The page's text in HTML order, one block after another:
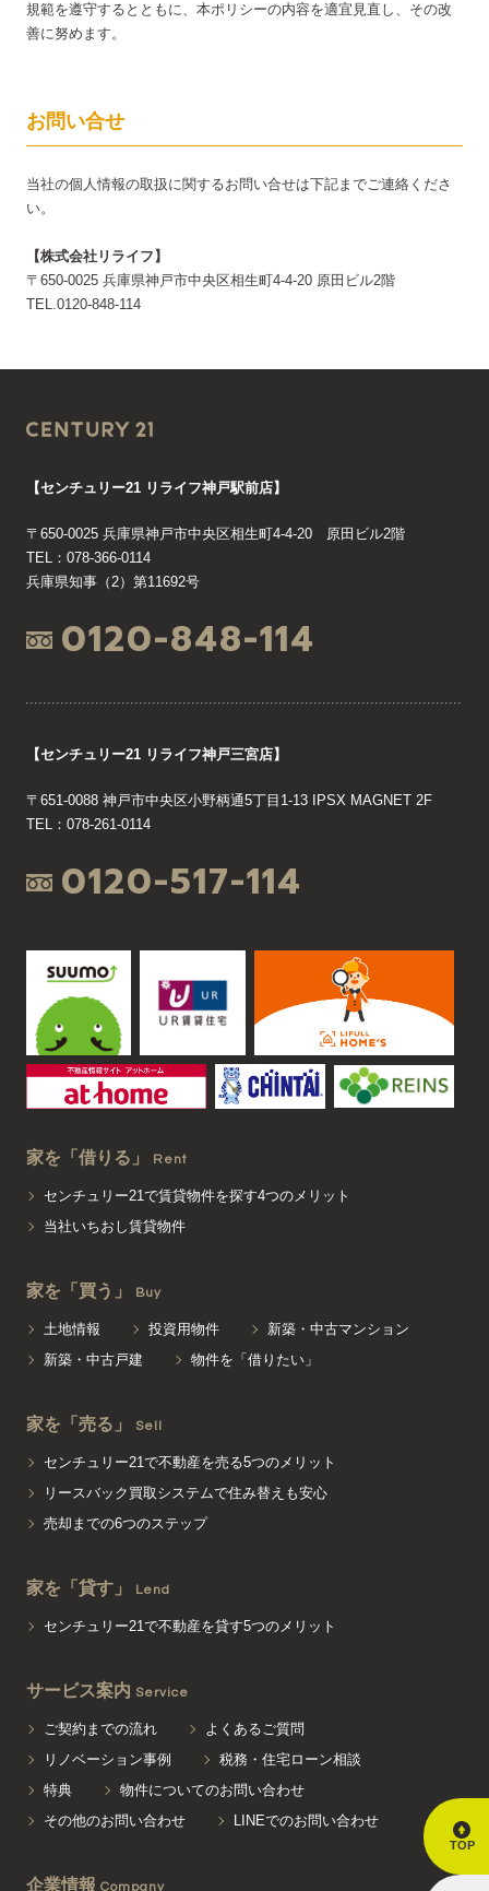
規範を遵守するとともに、本ポリシーの内容を適宜見直し、その改
善に努めます。
お問い合せ
当社の個人情報の取扱に関するお問い合せは下記までご連絡くださ
い。
【株式会社リライフ】
〒650-0025 兵庫県神戸市中央区相生町4-4-20 原田ビル2階
TEL.0120-848-114
TOP
【センチュリー21 リライフ神戸駅前店】
〒650-0025 兵庫県神戸市中央区相生町4-4-20 原田ビル2階
TEL：078-366-0114
兵庫県知事（2）第11692号
0120-848-114
【センチュリー21 リライフ神戸三宮店】
〒651-0088 神戸市中央区小野柄通5丁目1-13 IPSX MAGNET 2F
TEL：078-261-0114
0120-517-114
家を「借りる」 Rent
センチュリー21で賃貸物件を探す4つのメリット
当社いちおし賃貸物件
家を「買う」 Buy
土地情報 投資用物件
新築・中古マンション
新築・中古戸建
物件を「借りたい」
家を「売る」 Sell
センチュリー21で不動産を売る5つのメリット
リースバック買取システムで住み替えも安心
売却までの6つのステップ
家を「貸す」 Lend
センチュリー21で不動産を貸す5つのメリット
サービス案内 Service
ご契約までの流れ
よくあるご質問
リノベーション事例
税務・住宅ローン相談
特典
物件についてのお問い合わせ
その他のお問い合わせ
LINEでのお問い合わせ
企業情報 Company